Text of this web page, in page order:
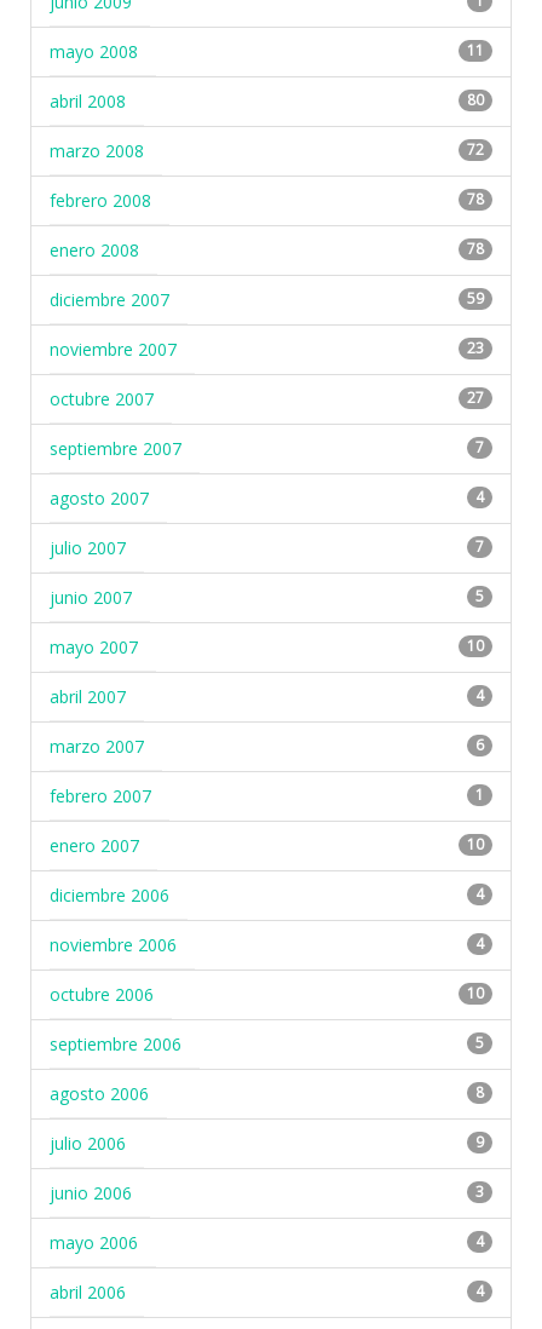
mayo 2008 11
abril 2008 80
marzo 2008 72
febrero 2008 78
enero 2008 78
diciembre 2007 59
noviembre 2007 23
octubre 2007 27
septiembre 2007 7
agosto 2007 4
julio 2007 7
junio 2007 5
mayo 2007 10
abril 2007 4
marzo 2007 6
febrero 2007 1
enero 2007 10
diciembre 2006 4
noviembre 2006 4
octubre 2006 10
septiembre 2006 5
agosto 2006 8
julio 2006 9
junio 2006 3
mayo 2006 4
abril 2006 4